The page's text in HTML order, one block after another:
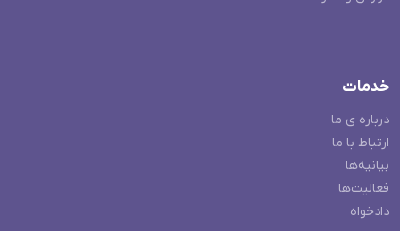
خدمات
درباره ی ما
ارتباط با ما
بیانیه‌ها
فعالیت‌ها
دادخواه